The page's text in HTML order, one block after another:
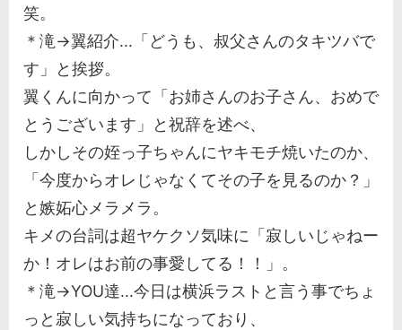
笑。
＊滝→翼紹介...「どうも、叔父さんのタキツバで
す」と挨拶。
翼くんに向かって「お姉さんのお子さん、おめで
とうございます」と祝辞を述べ、
しかしその姪っ子ちゃんにヤキモチ焼いたのか、
「今度からオレじゃなくてその子を見るのか？」
と嫉妬心メラメラ。
キメの台詞は超ヤケクソ気味に「寂しいじゃねー
か！オレはお前の事愛してる！！」。
＊滝→YOU達...今日は横浜ラストと言う事でちょ
っと寂しい気持ちになっており、